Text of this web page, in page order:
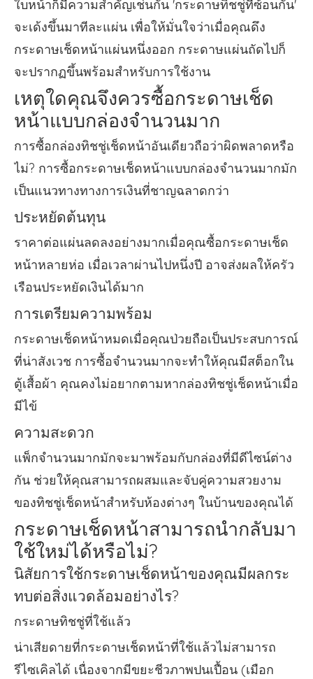
ใบหน้าก็มีความสำคัญเช่นกัน 'กระดาษทิชชู่ที่ซ้อนกัน'
จะเด้งขึ้นมาทีละแผ่น เพื่อให้มั่นใจว่าเมื่อคุณดึง
กระดาษเช็ดหน้าแผ่นหนึ่งออก กระดาษแผ่นถัดไปก็
จะปรากฏขึ้นพร้อมสำหรับการใช้งาน
เหตุใดคุณจึงควรซื้อกระดาษเช็ด
หน้าแบบกล่องจำนวนมาก
การซื้อกล่องทิชชู่เช็ดหน้าอันเดียวถือว่าผิดพลาดหรือ
ไม่? การซื้อกระดาษเช็ดหน้าแบบกล่องจำนวนมากมัก
เป็นแนวทางทางการเงินที่ชาญฉลาดกว่า
ประหยัดต้นทุน
ราคาต่อแผ่นลดลงอย่างมากเมื่อคุณซื้อกระดาษเช็ด
หน้าหลายห่อ เมื่อเวลาผ่านไปหนึ่งปี อาจส่งผลให้ครัว
เรือนประหยัดเงินได้มาก
การเตรียมความพร้อม
กระดาษเช็ดหน้าหมดเมื่อคุณป่วยถือเป็นประสบการณ์
ที่น่าสังเวช การซื้อจำนวนมากจะทำให้คุณมีสต็อกใน
ตู้เสื้อผ้า คุณคงไม่อยากตามหากล่องทิชชู่เช็ดหน้าเมื่อ
มีไข้
ความสะดวก
แพ็กจำนวนมากมักจะมาพร้อมกับกล่องที่มีดีไซน์ต่าง
กัน ช่วยให้คุณสามารถผสมและจับคู่ความสวยงาม
ของทิชชู่เช็ดหน้าสำหรับห้องต่างๆ ในบ้านของคุณได้
กระดาษเช็ดหน้าสามารถนำกลับมา
ใช้ใหม่ได้หรือไม่?
นิสัยการใช้กระดาษเช็ดหน้าของคุณมีผลกระ
ทบต่อสิ่งแวดล้อมอย่างไร?
กระดาษทิชชู่ที่ใช้แล้ว
น่าเสียดายที่กระดาษเช็ดหน้าที่ใช้แล้วไม่สามารถ
รีไซเคิลได้ เนื่องจากมีขยะชีวภาพปนเปื้อน (เมือก